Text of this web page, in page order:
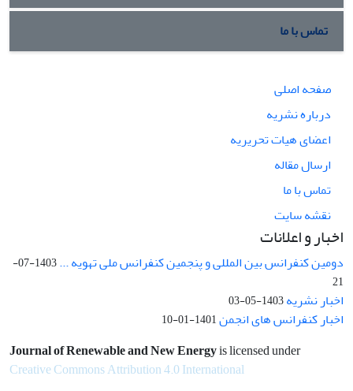
تماس با ما
صفحه اصلی
درباره نشریه
اعضای هیات تحریریه
ارسال مقاله
تماس با ما
نقشه سایت
اخبار و اعلانات
دومین کنفرانس بین المللی و پنجمین کنفرانس ملی تهویه ...
1403-07-
21
اخبار نشریه1403-05-03
اخبار کنفرانس های انجمن1401-01-10
Journal of Renewable and New Energyis licensed under
Creative Commons Attribution 4.0 International